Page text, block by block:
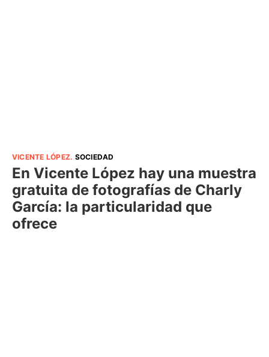
VICENTE LÓPEZ. SOCIEDAD
En Vicente López hay una muestra
gratuita de fotografías de Charly
García: la particularidad que
ofrece